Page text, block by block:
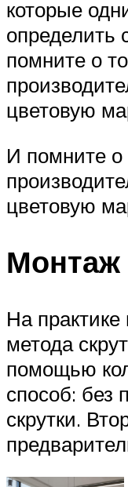
которые
определить
помните о
цветовую
И помните о
цветовую
Монтаж
На
метода
помощью
способ: без
скрутки.